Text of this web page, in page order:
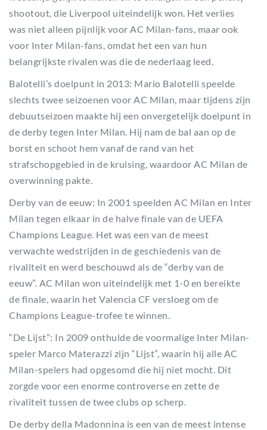
shootout, die Liverpool uiteindelijk won. Het verlies
was niet alleen pijnlijk voor AC Milan-fans, maar ook
voor Inter Milan-fans, omdat het een van hun
belangrijkste rivalen was die de nederlaag leed.
Balotelli’s doelpunt in 2013: Mario Balotelli speelde
slechts twee seizoenen voor AC Milan, maar tijdens zijn
debuutseizoen maakte hij een onvergetelijk doelpunt in
de derby tegen Inter Milan. Hij nam de bal aan op de
borst en schoot hem vanaf de rand van het
strafschopgebied in de kruising, waardoor AC Milan de
overwinning pakte.
Derby van de eeuw: In 2001 speelden AC Milan en Inter
Milan tegen elkaar in de halve finale van de UEFA
Champions League. Het was een van de meest
verwachte wedstrijden in de geschiedenis van de
rivaliteit en werd beschouwd als de “derby van de
eeuw”. AC Milan won uiteindelijk met 1-0 en bereikte
de finale, waarin het Valencia CF versloeg om de
Champions League-trofee te winnen.
“De Lijst”: In 2009 onthulde de voormalige Inter Milan-
speler Marco Materazzi zijn “Lijst”, waarin hij alle AC
Milan-spelers had opgesomd die hij niet mocht. Dit
zorgde voor een enorme controverse en zette de
rivaliteit tussen de twee clubs op scherp.
De derby della Madonnina is een van de meest intense